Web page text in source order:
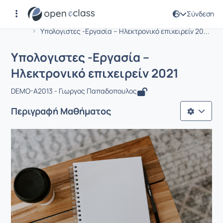
Σύνδεση
Αρχική Σελίδα
Υπολογιστες -Εργασία – Ηλεκτρονικό επιχειρείν 20...
Μάθημα : Υπολογιστες -Εργασία –
Υπολογιστες -Εργασία –
Ηλεκτρονικό επιχειρείν 2021
DEMO-A2013 - Γιωργος Παπαδοπουλος
Περιγραφή Μαθήματος